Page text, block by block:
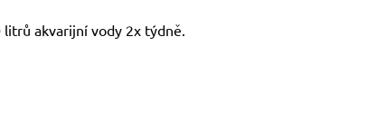
akvarijní vody 2x týdně.